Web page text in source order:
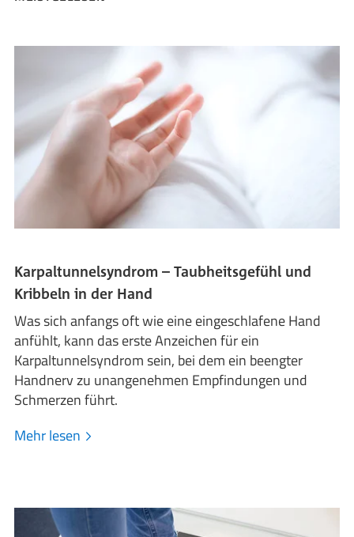
Karpaltunnelsyndrom – Taubheitsgefühl und
Kribbeln in der Hand
Was sich anfangs oft wie eine eingeschlafene Hand
anfühlt, kann das erste Anzeichen für ein
Karpaltunnelsyndrom sein, bei dem ein beengter
Handnerv zu unangenehmen Empfindungen und
Schmerzen führt.
Mehr lesen